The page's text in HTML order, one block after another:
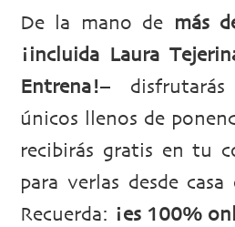
De la mano de
más
¡incluida Laura
Entrena!–
únicos llenos de
recibirás gratis en tu
para verlas desde
Recuerda: ¡es 100%